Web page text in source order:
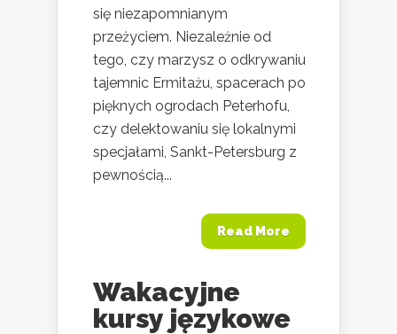
się niezapomnianym
przeżyciem. Niezależnie od
tego, czy marzysz o odkrywaniu
tajemnic Ermitażu, spacerach po
pięknych ogrodach Peterhofu,
czy delektowaniu się lokalnymi
specjałami, Sankt-Petersburg z
pewnością...
Read More
Wakacyjne
kursy językowe